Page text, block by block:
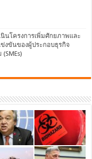
นโครงการเพิ่มศักยภาพและ
งขันของผู้ประกอบธุรกิจ